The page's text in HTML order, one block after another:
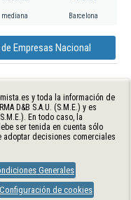
mediana Barcelona
Empresas Nacional
y toda la información de
D&B S.A.U. (S.M.E.) y es
En todo caso, la
ser tenida en cuenta sólo
adoptar decisiones comerciales
Generales
Configuración de cookies